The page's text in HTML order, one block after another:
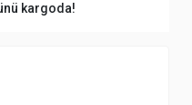
kargoda!